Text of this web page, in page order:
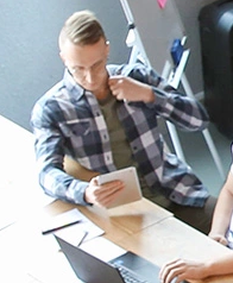
20 ANS
accompagner, du